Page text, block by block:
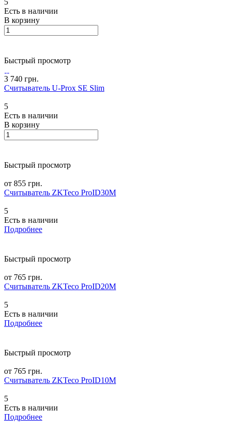
5
Есть в наличии
В корзину
Быстрый просмотр
3 740 грн.
Считыватель U-Prox SE Slim
5
Есть в наличии
В корзину
Быстрый просмотр
от 855 грн.
Считыватель ZKTeco ProID30M
5
Есть в наличии
Подробнее
Быстрый просмотр
от 765 грн.
Считыватель ZKTeco ProID20M
5
Есть в наличии
Подробнее
Быстрый просмотр
от 765 грн.
Считыватель ZKTeco ProID10M
5
Есть в наличии
Подробнее